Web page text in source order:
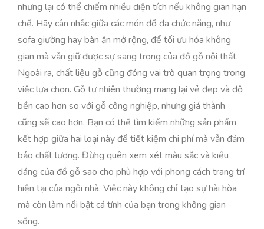
nhưng lại có thể chiếm nhiều diện tích nếu không gian hạn
chế. Hãy cân nhắc giữa các món đồ đa chức năng, như
sofa giường hay bàn ăn mở rộng, để tối ưu hóa không
gian mà vẫn giữ được sự sang trọng của đồ gỗ nội thất.
Ngoài ra, chất liệu gỗ cũng đóng vai trò quan trọng trong
việc lựa chọn. Gỗ tự nhiên thường mang lại vẻ đẹp và độ
bền cao hơn so với gỗ công nghiệp, nhưng giá thành
cũng sẽ cao hơn. Bạn có thể tìm kiếm những sản phẩm
kết hợp giữa hai loại này để tiết kiệm chi phí mà vẫn đảm
bảo chất lượng. Đừng quên xem xét màu sắc và kiểu
dáng của đồ gỗ sao cho phù hợp với phong cách trang trí
hiện tại của ngôi nhà. Việc này không chỉ tạo sự hài hòa
mà còn làm nổi bật cá tính của bạn trong không gian
sống.